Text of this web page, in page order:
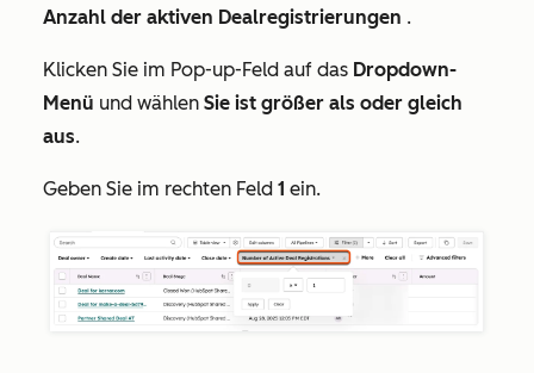
Anzahl der aktiven Dealregistrierungen .
Klicken Sie im Pop-up-Feld auf das Dropdown-
Menü und wählen Sie ist größer als oder gleich
aus.
Geben Sie im rechten Feld 1 ein.